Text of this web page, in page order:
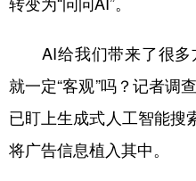
食品 人居
转变为“问问AI”。
AI给我们带来了很多
就一定“客观”吗？记者调
已盯上生成式人工智能搜
将广告信息植入其中。